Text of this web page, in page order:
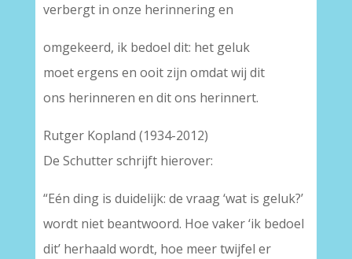
verbergt in onze herinnering en
omgekeerd, ik bedoel dit: het geluk
moet ergens en ooit zijn omdat wij dit
ons herinneren en dit ons herinnert.
Rutger Kopland (1934-2012)
De Schutter schrijft hierover:
“Eén ding is duidelijk: de vraag ‘wat is geluk?’
wordt niet beantwoord. Hoe vaker ‘ik bedoel
dit’ herhaald wordt, hoe meer twijfel er